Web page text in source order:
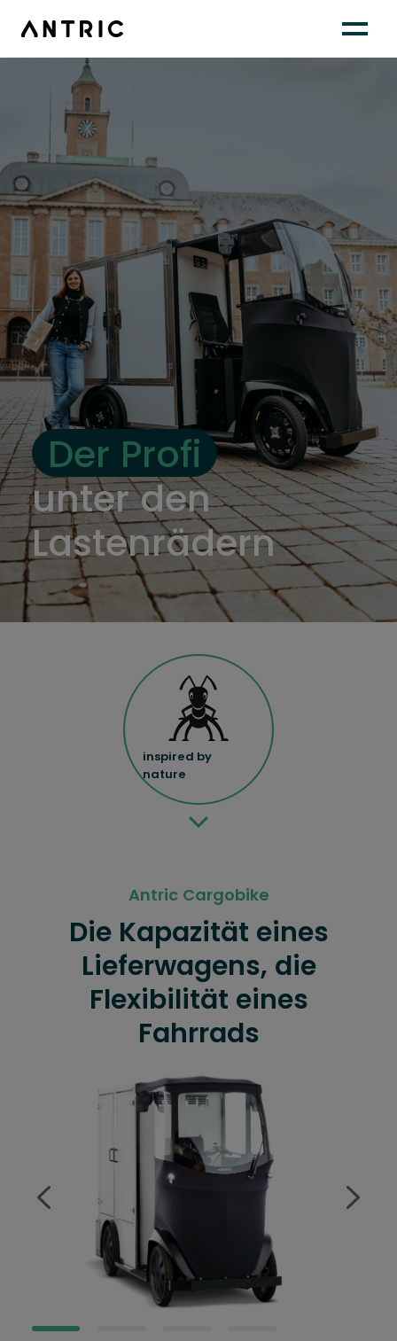
Der Profi
unter den
Lastenrädern
inspired by
nature
Antric Cargobike
Die Kapazität eines
Lieferwagens, die
Flexibilität eines
Fahrrads